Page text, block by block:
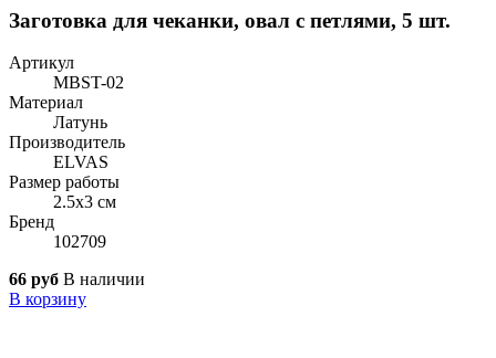
Заготовка для чеканки, овал с петлями, 5 шт.
Артикул
MBST-02
Материал
Латунь
Производитель
ELVAS
Размер работы
2.5x3 см
Бренд
102709
66 руб В наличии
В корзину